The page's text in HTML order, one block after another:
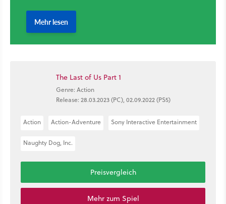
The Last of Us Part 1
Genre: Action
Release: 28.03.2023 (PC), 02.09.2022 (PS5)
Action Action-Adventure Sony Interactive Entertainment
Naughty Dog, Inc.
Preisvergleich
Mehr zum Spiel